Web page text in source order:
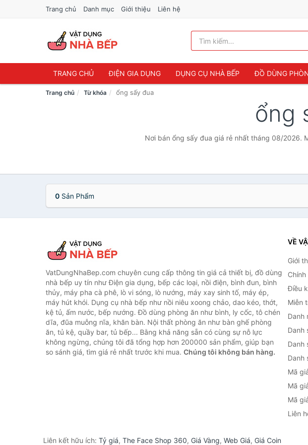
Trang chủ Danh mục Giới thiệu Liên hệ
TRANG CHỦ ĐIỆN GIA DỤNG DỤNG CỤ NHÀ BẾP ĐỒ DÙNG
Trang chủ Từ khóa ổng sấy đua
ổng
Nơi bán ổng sấy đua giá rẻ nhất tháng 08/2026.
0 Sản Phẩm
VatDungNhaBep.com chuyên cung cấp thông tin giá cả thiết bị, đồ dùng
nhà bếp uy tín như Điện gia dụng, bếp các loại, nồi điện, bình đun, bình
thủy, máy pha cà phê, lò vi sóng, lò nướng, máy xay sinh tố, máy ép,
máy hút khói. Dụng cụ nhà bếp như nồi niêu xoong chảo, dao kéo, thớt,
kệ tủ, ấm nước, bếp nướng. Đồ dùng phòng ăn như bình, ly cốc, tô chén
dĩa, đũa muỗng nĩa, khăn bàn. Nội thất phòng ăn như bàn ghế phòng
ăn, tủ kệ, quầy bar, tủ bếp... Bằng khả năng sẵn có cùng sự nỗ lực
không ngừng, chúng tôi đã tổng hợp hơn 200000 sản phẩm, giúp bạn
so sánh giá, tìm giá rẻ nhất trước khi mua. Chúng tôi không bán hàng.
VỀ
Giới
Điều
Miễn
Danh
Danh
Danh
Danh
Mã
Mã
Mã
Liên
Liên kết hữu ích: Tỷ giá, The Face Shop 360, Giá Vàng, Web Giá, Giá Coin